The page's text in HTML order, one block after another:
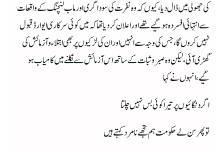
کی جھولی میں ڈال دیا، کیوں کہ وہ نفرت کی سودا گری اور ماب لنچنگ کے واقعات
سے انتہائی افسردہ ہو گیے تھے اور اعلان کر دیاتھا کہ میں کوئی سرکاری ایوارڈ قبول
نہیں کروں گا، جس کی وجہ سے انہیں اور ان کی لڑکیوں پر بھی ابتلاء وآزمائش کی
گھڑی آئی، لیکن وہ صبر وثبات کے ساتھ اس آزمائش سے نکلنے میں کامیاب ہو
گیے، انہوں نے کہا
اگر دنگائیوں پر تیرا کوئی بس نہیں چلتا
تو پھر سن لے حکومت ہم تجھے نامرد کہتے ہیں